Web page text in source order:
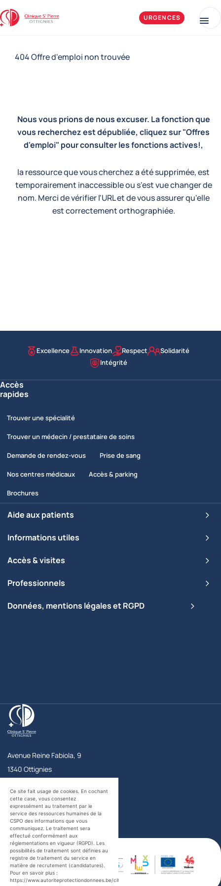
Ce site fait usage de cookies. En cochant
cette case, vous consentez
expressément au traitement par le
service des ressources humaines de la
CSPO des informations que vous
communiquez. Le traitement sera
effectué conformément aux
réglementations en vigueur (RGPD). Les
possibilités de traitement sont définies au
registre de traitement du service en
matière de recrutement (candidatures).
Pour en savoir plus :
https://www.autoriteprotectiondonnees.be/citoyen
Clinique Saint-Pierre Ottignies URGENCES
404 Offre d'emploi non trouvée
Nous vous prions de nous excuser. La fonction que
vous recherchez est dépubliée, cliquez sur "Offres
d'emploi" pour consulter les fonctions actives!,
la ressource que vous cherchez a été supprimée, est
temporairement inaccessible ou s'est vue changer de
nom. Merci de vérifier l'URL et de vous assurer qu'elle
est correctement orthographiée.
Excellence Innovation Respect
Solidarité
Intégrité
Accès
rapides
Trouver une spécialité
Trouver un médecin / prestataire de soins
Demande de rendez-vous Prise de sang
Nos centres médicaux Accès & parking
Brochures
Aide aux patients
Informations utiles
Accès & visites
Professionnels
Données, mentions légales et RGPD
Clinique Saint-Pierre Ottignies
Avenue Reine Fabiola, 9
1340 Ottignies
Urgences
+32 10 43 73 56
Contact
Facebook
TwitterYouTubeLinkedIn
certifications